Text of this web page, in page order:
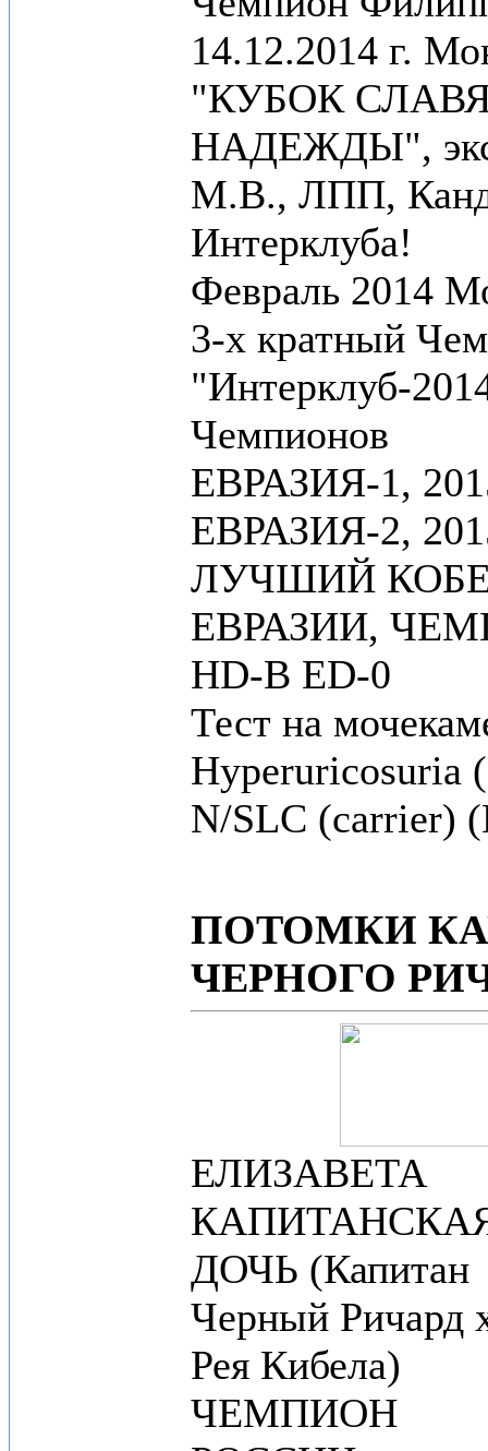
14.12.2014 г.
"КУБОК
НАДЕЖДЫ",
М.В., ЛПП,
Интерклуба!
Февраль 2014
3-х кратный
"Интерклуб-
Чемпионов
ЕВРАЗИЯ-1,
ЕВРАЗИЯ-2,
ЛУЧШИЙ
ЕВРАЗИИ,
HD-B ED-0
Тест на
Hyperuricosuria
N/SLC (carrier)
ПОТОМКИ
ЧЕРНОГО
ЕЛИЗАВЕТА
ДОЧЬ (Капитан
Черный Ричард
Рея Кибела)
ЧЕМПИОН